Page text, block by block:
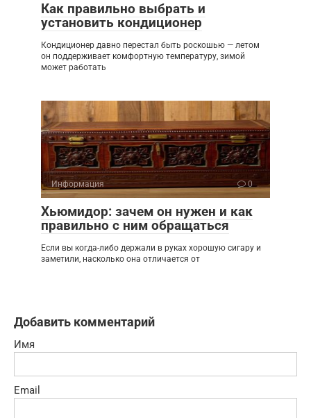
Как правильно выбрать и
установить кондиционер
Кондиционер давно перестал быть роскошью — летом
он поддерживает комфортную температуру, зимой
может работать
Информация 0
Хьюмидор: зачем он нужен и как
правильно с ним обращаться
Если вы когда-либо держали в руках хорошую сигару и
заметили, насколько она отличается от
Добавить комментарий
Имя
Email